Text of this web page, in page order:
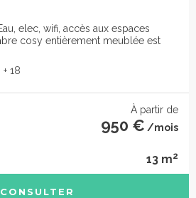
elec, wifi, accès aux espaces
cosy entièrement meublée est
+ 18
À partir de
950 € /mois
13 m2
CONSULTER